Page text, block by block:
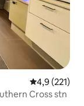
Середня
4,9 (221)
Cross stn